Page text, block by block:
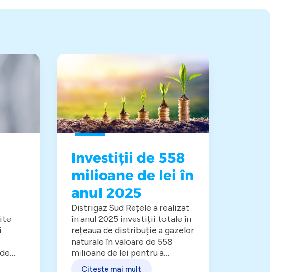
Investiții de 558
milioane de lei în
anul 2025
Distrigaz Sud Rețele a realizat
în anul 2025 investiții totale în
rețeaua de distribuție a gazelor
naturale în valoare de 558
milioane de lei pentru a
răspunde celor două obiective
Citește mai mult